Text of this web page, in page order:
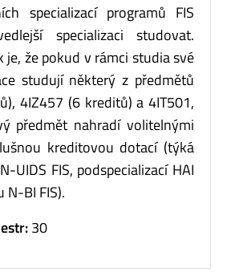
specializací programů FIS
specializaci studovat.
že pokud v rámci studia své
studují některý z předmětů
4IZ457 (6 kreditů) a 4IT501,
předmět nahradí volitelnými
kreditovou dotací (týká
UIDS FIS, podspecializací HAI
N-BI FIS).
30